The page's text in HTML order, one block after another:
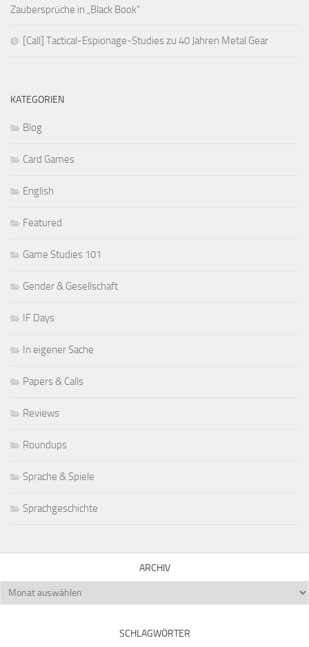
Zaubersprüche in „Black Book“
[Call] Tactical-Espionage-Studies zu 40 Jahren Metal Gear
KATEGORIEN
Blog
Card Games
English
Featured
Game Studies 101
Gender & Gesellschaft
IF Days
In eigener Sache
Papers & Calls
Reviews
Roundups
Sprache & Spiele
Sprachgeschichte
ARCHIV
Archiv
SCHLAGWÖRTER